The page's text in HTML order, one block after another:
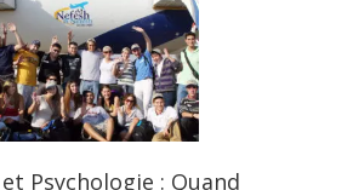
Psychologie : Quand